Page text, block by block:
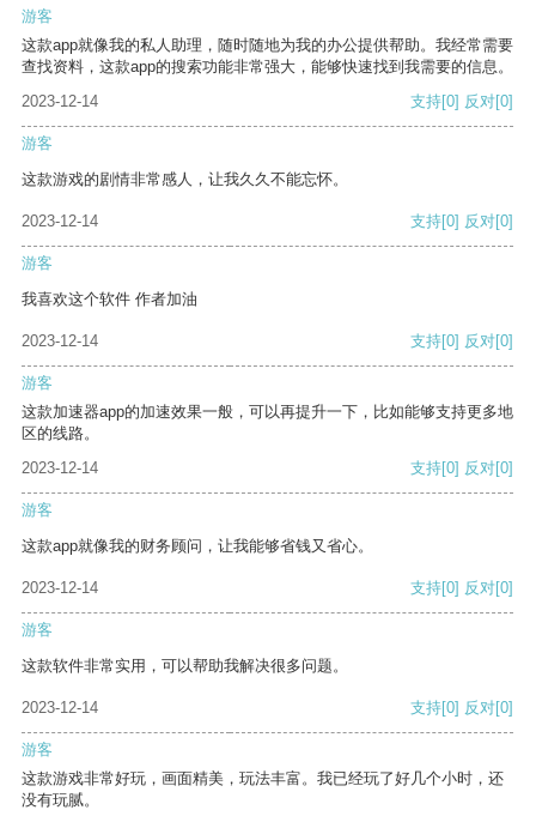
游客
这款app就像我的私人助理，随时随地为我的办公提供帮助。我经常需要
查找资料，这款app的搜索功能非常强大，能够快速找到我需要的信息。
2023-12-14
支持[0] 反对[0]
游客
这款游戏的剧情非常感人，让我久久不能忘怀。
2023-12-14 支持[0] 反对[0]
游客
我喜欢这个软件 作者加油
2023-12-14 支持[0] 反对[0]
游客
这款加速器app的加速效果一般，可以再提升一下，比如能够支持更多地
区的线路。
2023-12-14
支持[0] 反对[0]
游客
这款app就像我的财务顾问，让我能够省钱又省心。
2023-12-14 支持[0] 反对[0]
游客
这款软件非常实用，可以帮助我解决很多问题。
2023-12-14 支持[0] 反对[0]
游客
这款游戏非常好玩，画面精美，玩法丰富。我已经玩了好几个小时，还
没有玩腻。